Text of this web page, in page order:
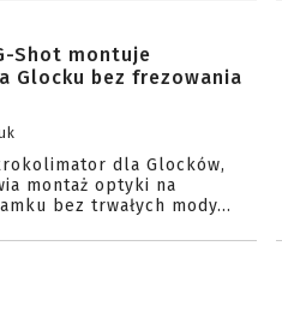
Shot montuje
Glocku bez frezowania
dla Glocków,
montaż optyki na
bez trwałych mody...